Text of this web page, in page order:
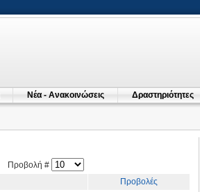
Νέα - Ανακοινώσεις Δραστηριότητες
Προβολή #
Προβολές